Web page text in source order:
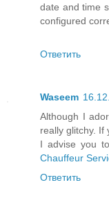
date and time
configured
Ответить
Waseem
Although I
really glitchy. If
I advise you
Chauffeur
Ответить